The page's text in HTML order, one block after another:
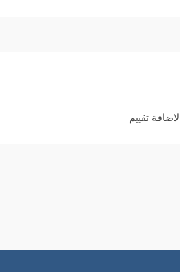
لاضافة تقييم